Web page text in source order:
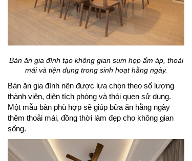
Bàn ăn gia đình tạo không gian sum họp ấm áp, thoải
mái và tiện dụng trong sinh hoạt hằng ngày.
Bàn ăn gia đình nên được lựa chọn theo số lượng
thành viên, diện tích phòng và thói quen sử dụng.
Một mẫu bàn phù hợp sẽ giúp bữa ăn hằng ngày
thêm thoải mái, đồng thời làm đẹp cho không gian
sống.